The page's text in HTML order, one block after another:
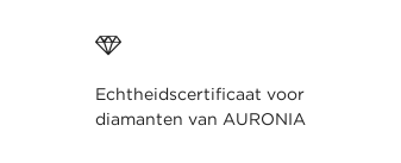
Echtheidscertificaat voor
diamanten van AURONIA